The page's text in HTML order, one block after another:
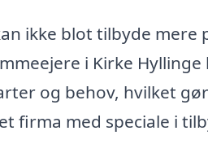
ikke blot tilbyde
i Kirke
og behov, hvilket
firma med speciale i